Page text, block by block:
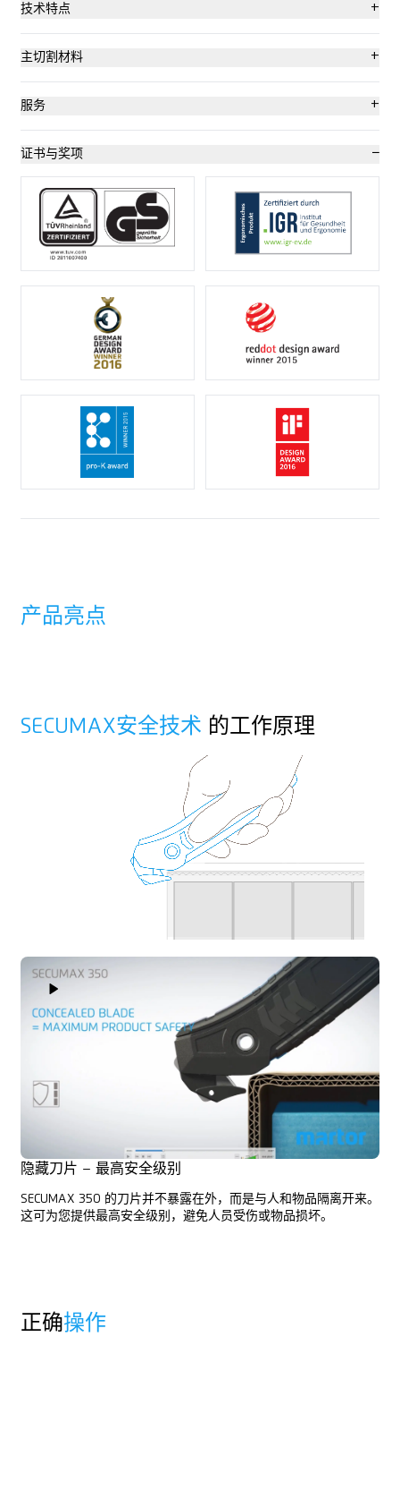
技术特点 +
最高安全级别
耐磨
非常符合人体工程学
可使用 2 次的刀片
刀身中 1 个备用刀片
切割深度 (6 mm)
胶带分割器
适合左右手使用
挂绳孔
主切割材料 +
包装、伸展和收缩金属薄片
胶带
塑胶打包带
袋装货物
数层金属薄片或纸张
纱线，绳索
服务 +
安全海报
培训视频
技术数据表
咨询服务
证书与奖项 −
产品亮点
SECUMAX安全技术 的工作原理
隐藏刀片 – 最高安全级别
SECUMAX 350 的刀片并不暴露在外，而是与人和物品隔离开来。
这可为您提供最高安全级别，避免人员受伤或物品损坏。
Play Video
正确操作